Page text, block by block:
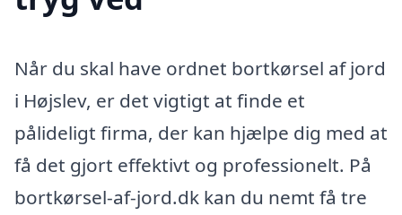
Når du skal have ordnet bortkørsel af jord
i Højslev, er det vigtigt at finde et
pålideligt firma, der kan hjælpe dig med at
få det gjort effektivt og professionelt. På
bortkørsel-af-jord.dk kan du nemt få tre